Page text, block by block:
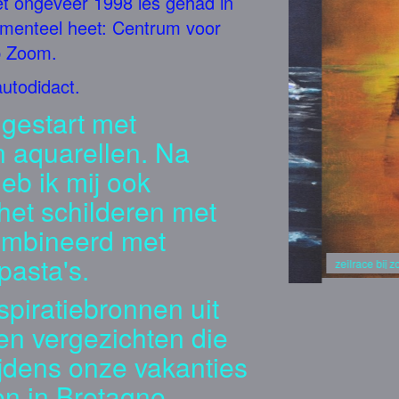
zeilrace bij
heet: Centrum voor
met
aquarellen. Na
ik mij ook
schilderen met
met
uit
vergezichten die
onze vakanties